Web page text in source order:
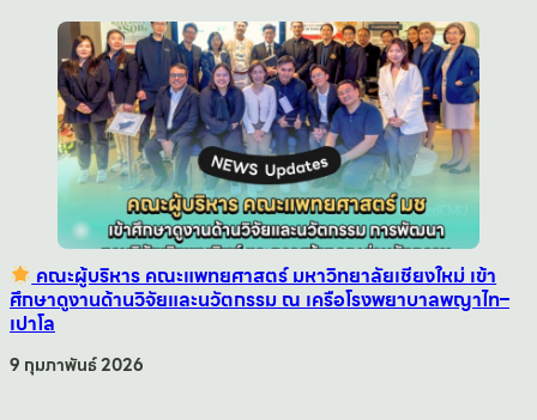
คณะผู้บริหาร คณะแพทยศาสตร์ มหาวิทยาลัยเชียงใหม่ เข้า
ศึกษาดูงานด้านวิจัยและนวัตกรรม ณ เครือโรงพยาบาลพญาไท–
เปาโล
9 กุมภาพันธ์ 2026